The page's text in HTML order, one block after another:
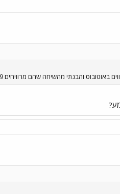
והבנתי מהשיחה שהם מרוויחים 19 ש"ח לשעה.